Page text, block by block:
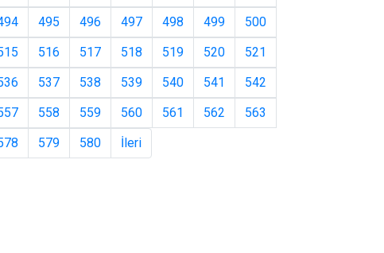
495 496 497 498 499
500
516 517 518 519 520
521
537 538 539 540 541
542
558 559 560 561 562
563
579 580 İleri